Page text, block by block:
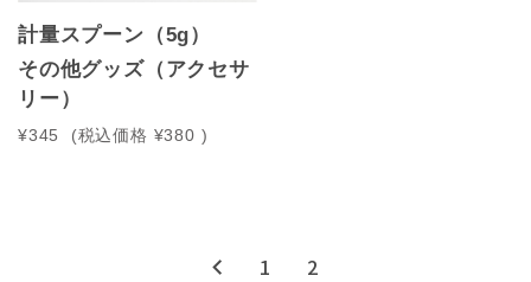
計量スプーン（5g）
その他グッズ（アクセサ
リー）
¥345 (税込価格 ¥380 )
1 2